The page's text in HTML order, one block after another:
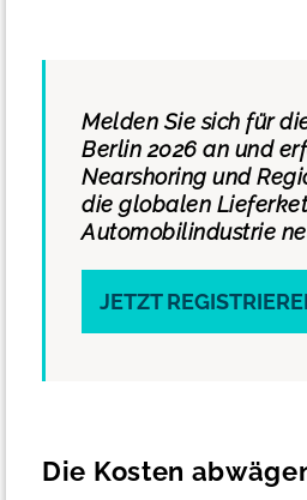
Melden Sie sich für
Berlin 2026 an und
Nearshoring und
die globalen
Automobilindustrie
JETZT
Die Kosten